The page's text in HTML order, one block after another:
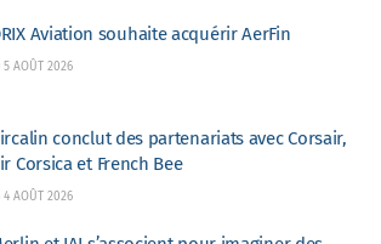
Aviation souhaite acquérir AerFin
5 AOÛT 2026
conclut des partenariats avec Corsair,
Corsica et French Bee
4 AOÛT 2026